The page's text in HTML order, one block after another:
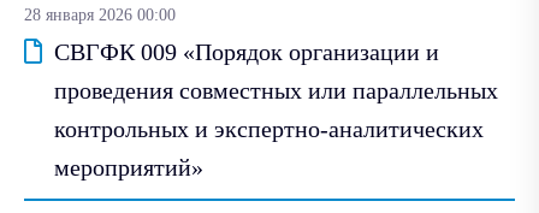
28 января 2026 00:00
СВГФК 009 «Порядок организации и
проведения совместных или параллельных
контрольных и экспертно-аналитических
мероприятий»